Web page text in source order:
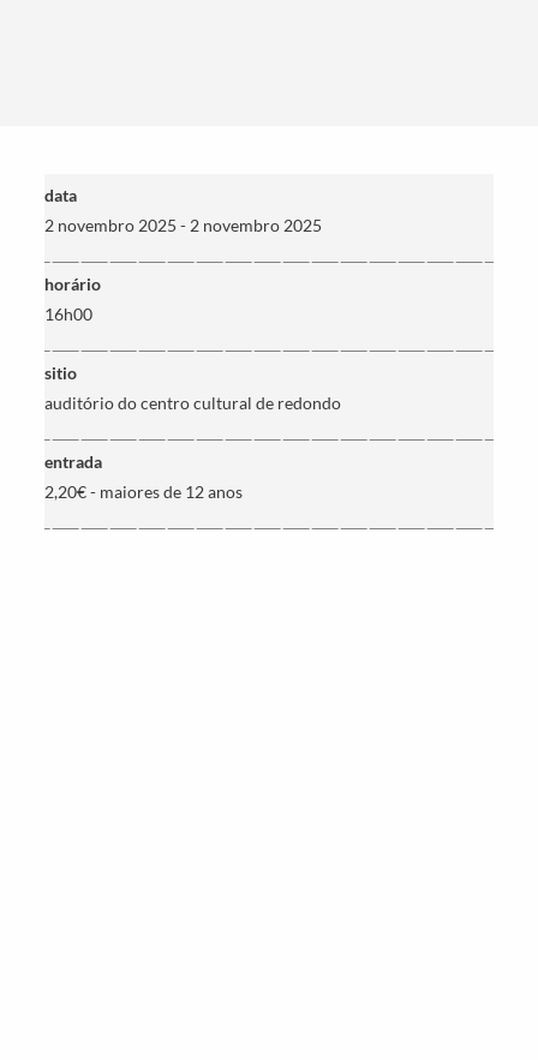
Termo de Pesquisa
data
2 novembro 2025 - 2 novembro 2025
horário
16h00
sitio
auditório do centro cultural de redondo
entrada
2,20€ - maiores de 12 anos